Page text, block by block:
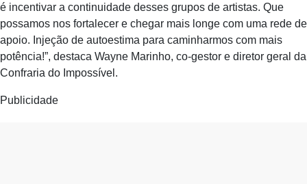
é incentivar a continuidade desses grupos de artistas. Que
possamos nos fortalecer e chegar mais longe com uma rede de
apoio. Injeção de autoestima para caminharmos com mais
potência!”, destaca Wayne Marinho, co-gestor e diretor geral da
Confraria do Impossível.
Publicidade